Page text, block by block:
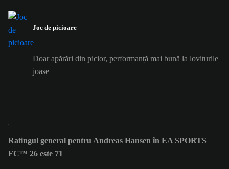
Joc de picioare
Doar apărări din picior, performanță mai bună la loviturile
joase
Ratingul general pentru Andreas Hansen în EA SPORTS
FC™ 26 este 71